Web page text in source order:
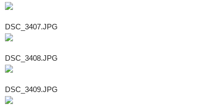
DSC_3407.JPG
DSC_3408.JPG
DSC_3409.JPG